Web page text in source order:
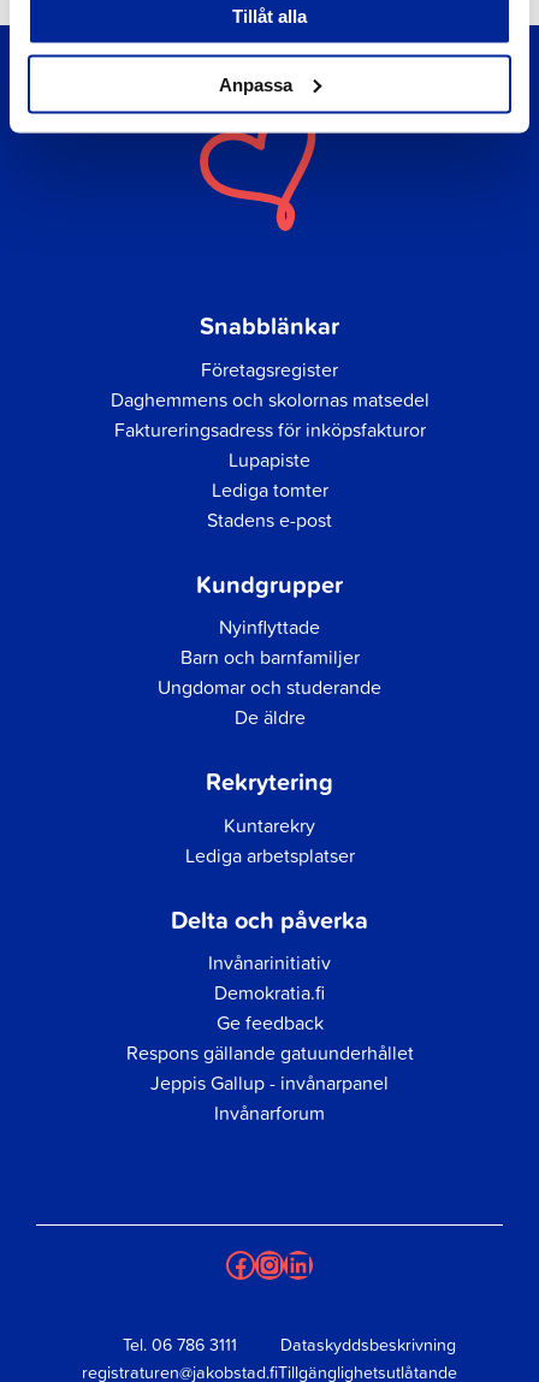
Tillåt alla
Anpassa
Snabblänkar
Företagsregister
Daghemmens och skolornas matsedel
Faktureringsadress för inköpsfakturor
Lupapiste
Lediga tomter
Stadens e-post
Kundgrupper
Nyinflyttade
Barn och barnfamiljer
Ungdomar och studerande
De äldre
Rekrytering
Kuntarekry
Lediga arbetsplatser
Delta och påverka
Invånarinitiativ
Demokratia.fi
Ge feedback
Respons gällande gatuunderhållet
Jeppis Gallup - invånarpanel
Invånarforum
Facebook
Instagram
LinkedIn
Tel. 06 786 3111
registraturen@jakobstad.fi
Dataskyddsbeskrivning
Tillgänglighetsutlåtande